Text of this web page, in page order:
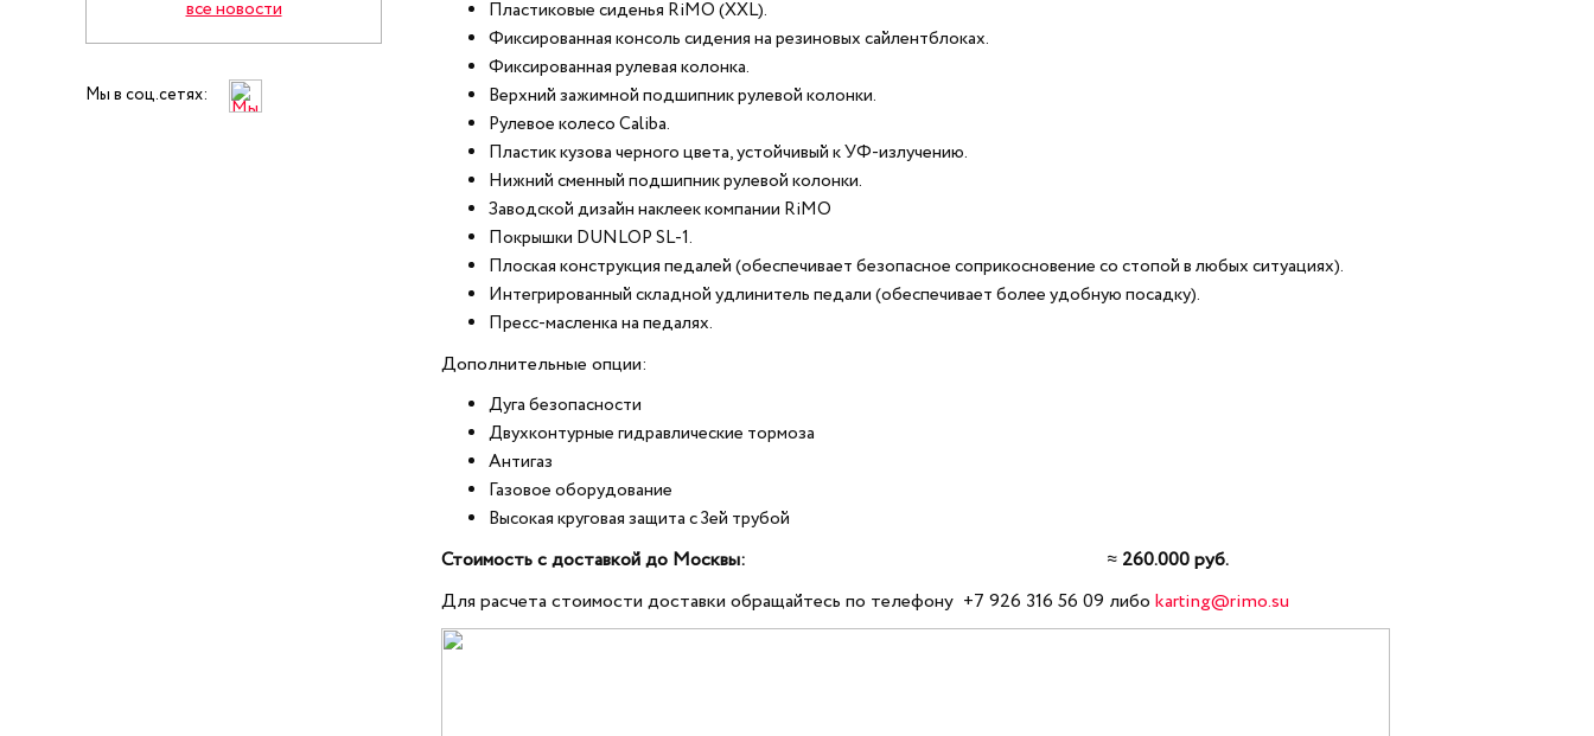
все новости
Мы в соц.сетях:
Пластиковые сиденья RiMO (XXL).
Фиксированная консоль сидения на резиновых сайлентблоках.
Фиксированная рулевая колонка.
Верхний зажимной подшипник рулевой колонки.
Рулевое колесо Caliba.
Пластик кузова черного цвета, устойчивый к УФ-излучению.
Нижний сменный подшипник рулевой колонки.
Заводской дизайн наклеек компании RiMO
Покрышки DUNLOP SL-1.
Плоская конструкция педалей (обеспечивает безопасное соприкосновение со стопой в любых ситуациях).
Интегрированный складной удлинитель педали (обеспечивает более удобную посадку).
Пресс-масленка на педалях.
Дополнительные опции:
Дуга безопасности
Двухконтурные гидравлические тормоза
Антигаз
Газовое оборудование
Высокая круговая защита с 3ей трубой
Стоимость с доставкой до Москвы: ≈ 260.000 руб.
Для расчета стоимости доставки обращайтесь по телефону +7 926 316 56 09 либо karting@rimo.su